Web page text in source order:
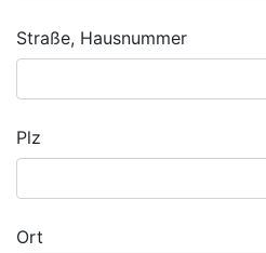
Straße, Hausnummer
Plz
Ort